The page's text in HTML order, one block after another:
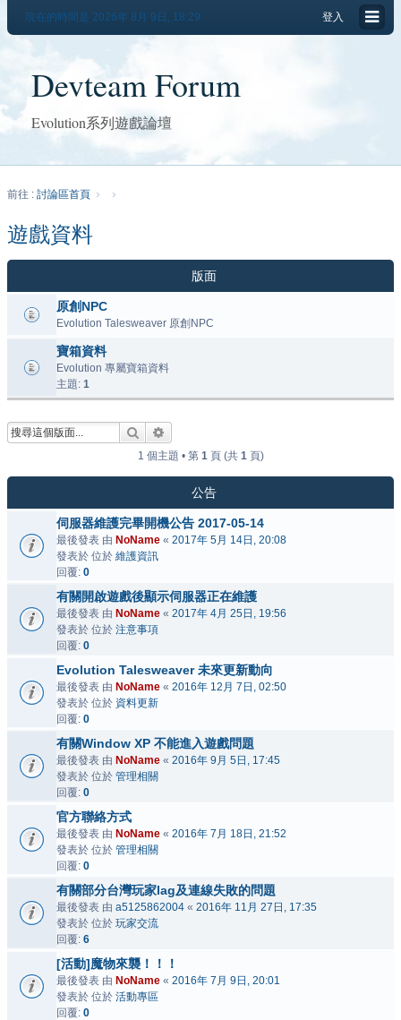
登入
現在的時間是 2026年 8月 9日, 18:29
Devteam Forum
Evolution系列遊戲論壇
前往 : 討論區首頁
遊戲資料
版面
原創NPC
Evolution Talesweaver 原創NPC
寶箱資料
Evolution 專屬寶箱資料
主題: 1
搜尋
1 個主題 • 第 1頁 (共 1頁)
公告
伺服器維護完畢開機公告 2017-05-14
最後發表 由 NoName « 2017年 5月 14日, 20:08
發表於 位於 維護資訊
回覆: 0
有關開啟遊戲後顯示伺服器正在維護
最後發表 由 NoName « 2017年 4月 25日, 19:56
發表於 位於 注意事項
回覆: 0
Evolution Talesweaver 未來更新動向
最後發表 由 NoName « 2016年 12月 7日, 02:50
發表於 位於 資料更新
回覆: 0
有關Window XP 不能進入遊戲問題
最後發表 由 NoName « 2016年 9月 5日, 17:45
發表於 位於 管理相關
回覆: 0
官方聯絡方式
最後發表 由 NoName « 2016年 7月 18日, 21:52
發表於 位於 管理相關
回覆: 0
有關部分台灣玩家lag及連線失敗的問題
最後發表 由 a5125862004 « 2016年 11月 27日, 17:35
發表於 位於 玩家交流
回覆: 6
[活動]魔物來襲！！！
最後發表 由 NoName « 2016年 7月 9日, 20:01
發表於 位於 活動專區
回覆: 0